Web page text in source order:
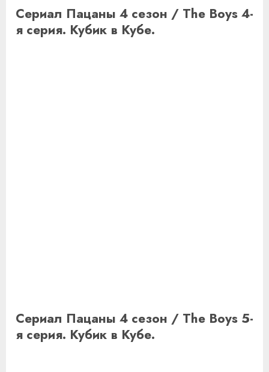
Сериал Пацаны 4 сезон / The Boys 4-
я серия. Кубик в Кубе.
Сериал Пацаны 4 сезон / The Boys 5-
я серия. Кубик в Кубе.